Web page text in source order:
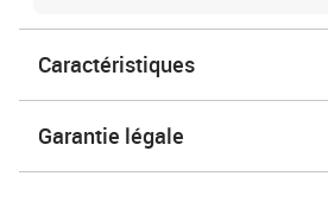
Caractéristiques
Garantie légale